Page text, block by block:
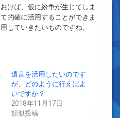
けば、仮に紛争が生じてしま
的確に活用することができま
していきたいものですね。
遺言を活用したいのです
が、どのように行えばよ
いですか？
2018年11月17日
類似投稿